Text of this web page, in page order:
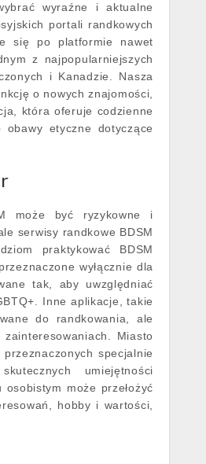
wyraźne i aktualne
portali randkowych
się po platformie nawet
z najpopularniejszych
i Kanadzie. Nasza
o nowych znajomości,
która oferuje codzienne
etyczne dotyczące
może być ryzykowne i
serwisy randkowe BDSM
praktykować BDSM
wyłącznie dla
tak, aby uwzględniać
Inne aplikacje, takie
do randkowania, ale
Miasto
specjalnie
umiejętności
może przełożyć
hobby i wartości,